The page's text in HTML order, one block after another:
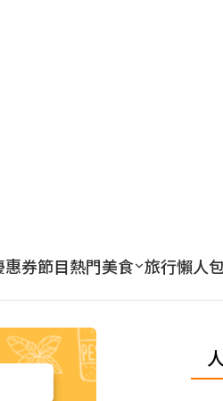
惠券節目熱門美食 旅行懶人